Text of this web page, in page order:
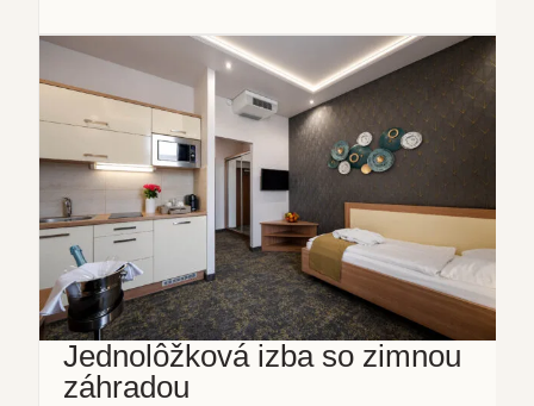
Jednolôžková izba so zimnou
záhradou